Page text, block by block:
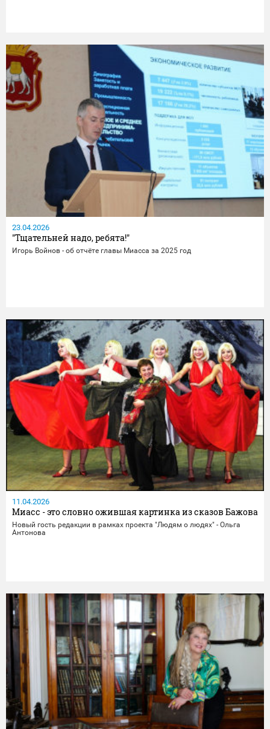
23.04.2026
"Тщательней надо, ребята!"
Игорь Войнов - об отчёте главы Миасса за 2025 год
11.04.2026
Миасс - это словно ожившая картинка из сказов Бажова
Новый гость редакции в рамках проекта "Людям о людях" - Ольга
Антонова